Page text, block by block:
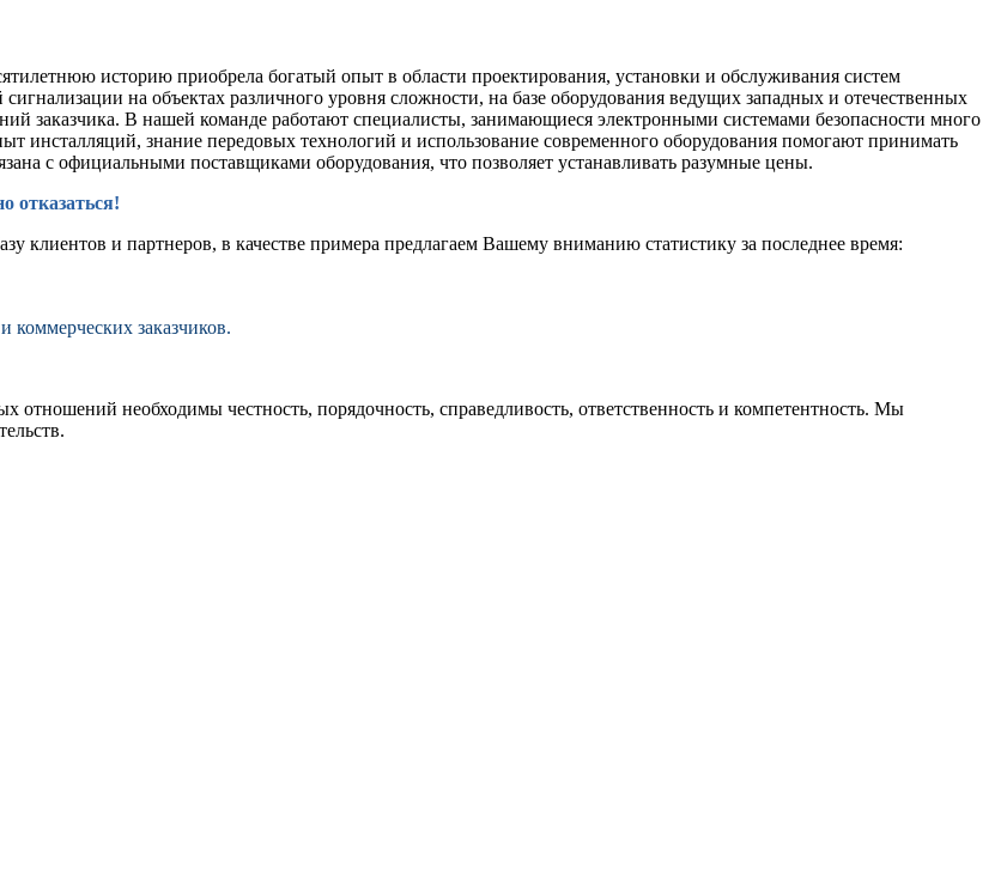
историю приобрела богатый опыт в области проектирования, установки и обслуживания систем
на объектах различного уровня сложности, на базе оборудования ведущих западных и отечественных
заказчика. В нашей команде работают специалисты, занимающиеся электронными системами безопасности много
инсталляций, знание передовых технологий и использование современного оборудования помогают принимать
с официальными поставщиками оборудования, что позволяет устанавливать разумные цены.
отказаться!
клиентов и партнеров, в качестве примера предлагаем Вашему вниманию статистику за последнее время:
коммерческих заказчиков.
необходимы честность, порядочность, справедливость, ответственность и компетентность. Мы